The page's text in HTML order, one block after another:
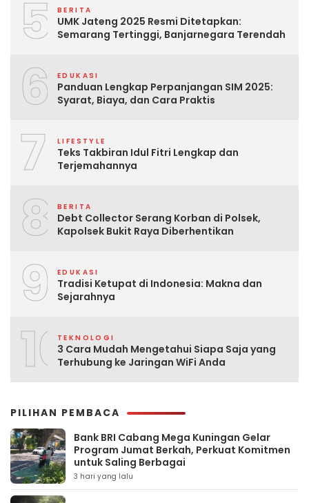
5 BERITA
UMK Jateng 2025 Resmi Ditetapkan:
Semarang Tertinggi, Banjarnegara Terendah
6 EDUKASI
Panduan Lengkap Perpanjangan SIM 2025:
Syarat, Biaya, dan Cara Praktis
7 LIFESTYLE
Teks Takbiran Idul Fitri Lengkap dan
Terjemahannya
8 BERITA
Debt Collector Serang Korban di Polsek,
Kapolsek Bukit Raya Diberhentikan
9 EDUKASI
Tradisi Ketupat di Indonesia: Makna dan
Sejarahnya
10TEKNOLOGI
3 Cara Mudah Mengetahui Siapa Saja yang
Terhubung ke Jaringan WiFi Anda
PILIHAN PEMBACA
Bank BRI Cabang Mega Kuningan Gelar
Program Jumat Berkah, Perkuat Komitmen
untuk Saling Berbagai
3 hari yang lalu